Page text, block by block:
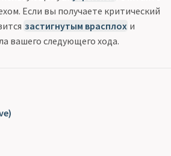
Если вы получаете критический
застигнутым врасплох и
вашего следующего хода.